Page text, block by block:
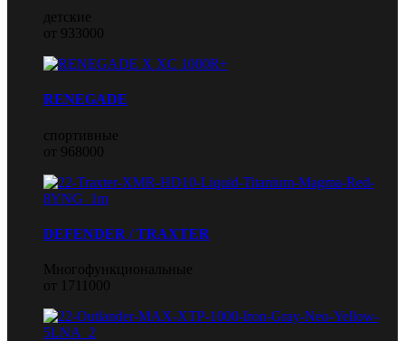
детские
от 933000
RENEGADE
спортивные
от 968000
DEFENDER / TRAXTER
Многофункциональные
от 1711000